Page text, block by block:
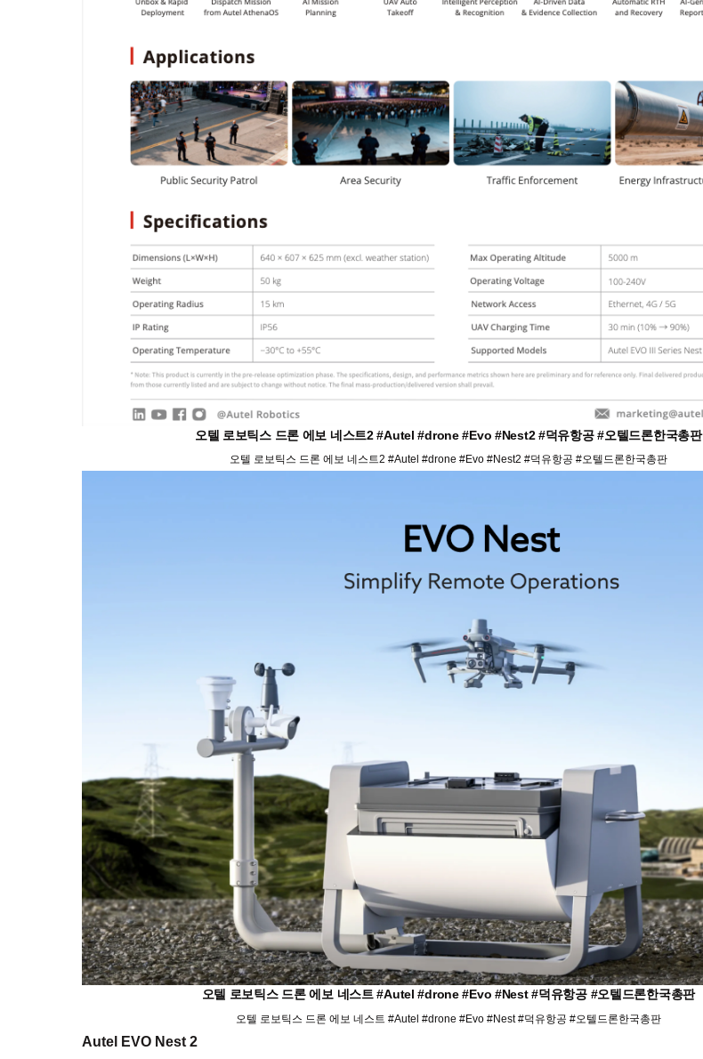
오텔 로보틱스 드론 에보 네스트2 #Autel #drone #Evo #Nest2 #덕유항공 #오텔드론한국총판
오텔 로보틱스 드론 에보 네스트2 #Autel #drone #Evo #Nest2 #덕유항공 #오텔드론한국총판
오텔 로보틱스 드론 에보 네스트 #Autel #drone #Evo #Nest #덕유항공 #오텔드론한국총판
오텔 로보틱스 드론 에보 네스트 #Autel #drone #Evo #Nest #덕유항공 #오텔드론한국총판
Autel EVO Nest 2